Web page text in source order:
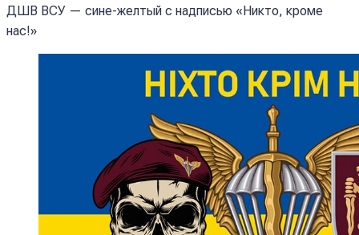
ДШВ ВСУ — сине-желтый с надписью «Никто, кроме
нас!»